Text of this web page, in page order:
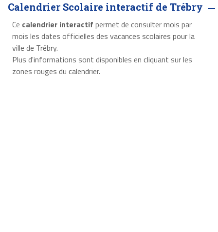
Calendrier Scolaire interactif de Trébry
Ce calendrier interactif permet de consulter mois par
mois les dates officielles des vacances scolaires pour la
ville de Trébry.
Plus d'informations sont disponibles en cliquant sur les
zones rouges du calendrier.